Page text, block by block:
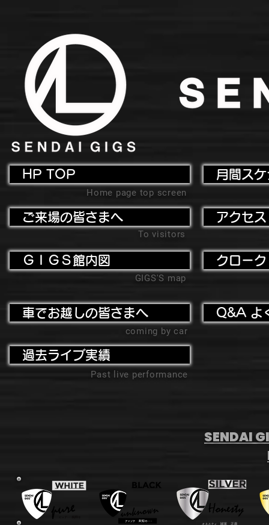
HP TOP
Home page top screen
ご来場の皆さまへ
To visitors
ＧＩＧＳ館内図
GIGS'S map
月間ス
アクセ
クローク
車でお越しの皆さまへ
coming by car
過去ライブ実績
Past live performance
Q&A よ
SENDAI